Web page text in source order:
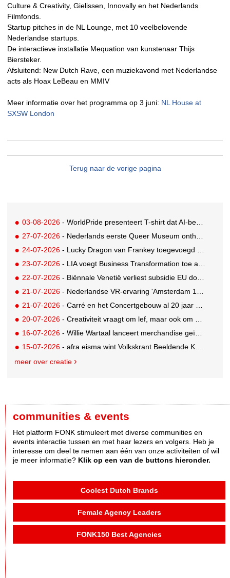
Culture & Creativity, Gielissen, Innovally en het Nederlands
Filmfonds.
Startup pitches in de NL Lounge, met 10 veelbelovende
Nederlandse startups.
De interactieve installatie Mequation van kunstenaar Thijs
Biersteker.
Afsluitend: New Dutch Rave, een muziekavond met Nederlandse
acts als Hoax LeBeau en MMIV
Meer informatie over het programma op 3 juni: NL House at
SXSW London
Terug naar de vorige pagina
03-08-2026 - WorldPride presenteert T-shirt dat AI-bewakingscamera's misleidt
27-07-2026 - Nederlands eerste Queer Museum onthult nieuwe visuele identiteit
24-07-2026 - Lucky Dragon van Frankey toegevoegd aan vaste opstelling STRAAT Museum
23-07-2026 - LIA voegt Business Transformation toe als prijzencategorie
22-07-2026 - Biënnale Venetië verliest subsidie EU door deelname Rusland
21-07-2026 - Nederlandse VR-ervaring 'Amsterdam 1652' geselecteerd voor filmfestival Venetië
21-07-2026 - Carré en het Concertgebouw al 20 jaar absolute favorieten van cultuurpubliek
20-07-2026 - Creativiteit vraagt om lef, maar ook om een plan voor als het misgaat
16-07-2026 - Willie Wartaal lanceert merchandise geïnspireerd op spraakmakende The Voice-outfits
15-07-2026 - afra eisma wint Volkskrant Beeldende Kunst Publieksprijs
meer over creatie
communities & events
Het platform FONK stimuleert met diverse communities en
events interactie tussen en met haar lezers en volgers. Heb je
interesse om deel te nemen aan één van onze activiteiten of wil
je meer informatie? Klik op een van de buttons hieronder.
Coolest Dutch Brands
Female Agency Leaders
FONK150 Best Agencies